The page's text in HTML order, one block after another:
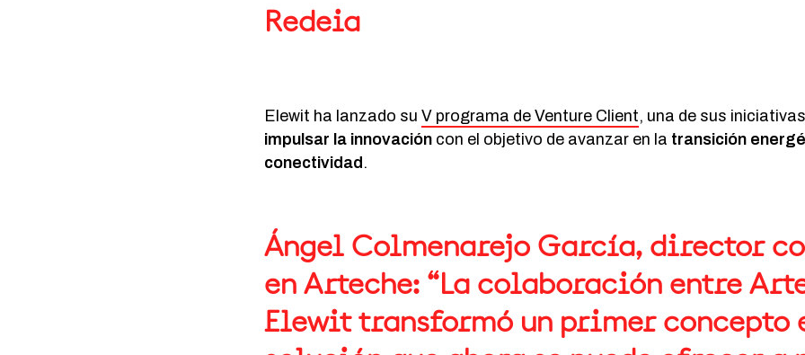
Redeia
Elewit ha lanzado su V programa de Venture Client, una de sus
impulsar la innovación con el objetivo de avanzar en la transición
conectividad .
Ángel Colmenarejo García, director
en Arteche: “La colaboración entre
Elewit transformó un primer concepto